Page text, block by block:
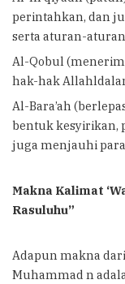
perintahkan, dan
serta aturan-
Al-Qobul
hak-hak
Al-Bara’ah
bentuk kesyirikan,
juga menjauhi
Makna Kalimat
Rasuluhu”
Adapun makna
Muhammad n